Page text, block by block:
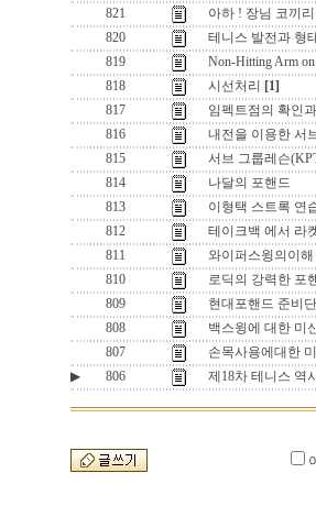
821
아하 ! 장님 코끼
820
테니스 발전과 형
819
Non-Hitting Arm on
818
시선처리
[1]
817
임펙트점의 확인
816
내전을 이용한 서
815
서브 그룹레슨
814
나달의 포핸드
813
이형택 스트록 연
812
테이크백 에서 라
811
와이퍼스윙의이
810
로딕의 강력한 포
809
현대포핸드 준비
808
백스윙에 대한 미
807
손목사용에대한
▶
806 제18차 테니스 역